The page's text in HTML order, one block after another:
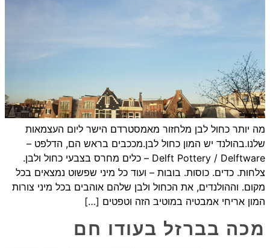
מה יותר כחול לבן מלחזור מאמסטרדם הישר ליום העצמאות
שלנו.בהולנד יש המון כחול לבן.מככבים בראש הם, הדלפט –
Delft Pottery / Delftware – כלים מחרס בצבעי כחול ולבן.
צלחות. כדים. כוסות. בובות – ועוד כל מיני שפשוט נמצאים בכל
מקום. וההולנדים, את הכחול ולבן שלהם אוהבים בכל מיני צורות
המון אריחי אמבטיה במוטיב הזה וטפטים […]
מכה בברזל בעודו חם